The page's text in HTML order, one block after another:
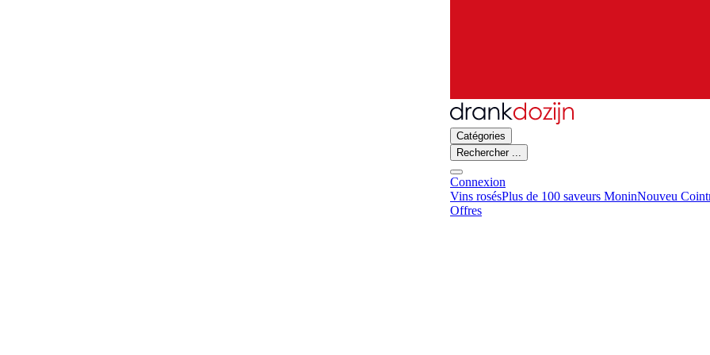
Catégories
Rechercher ...
Connexion
Vins rosésPlus de 100 saveurs MoninNouveu
Offres